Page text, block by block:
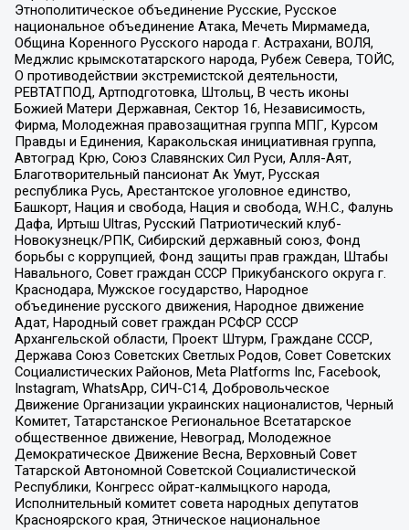
Этнополитическое объединение Русские, Русское
национальное объединение Атака, Мечеть Мирмамеда,
Община Коренного Русского народа г. Астрахани, ВОЛЯ,
Меджлис крымскотатарского народа, Рубеж Севера, ТОЙС,
О противодействии экстремистской деятельности,
РЕВТАТПОД, Артподготовка, Штольц, В честь иконы
Божией Матери Державная, Сектор 16, Независимость,
Фирма, Молодежная правозащитная группа МПГ, Курсом
Правды и Единения, Каракольская инициативная группа,
Автоград Крю, Союз Славянских Сил Руси, Алля-Аят,
Благотворительный пансионат Ак Умут, Русская
республика Русь, Арестантское уголовное единство,
Башкорт, Нация и свобода, Нация и свобода, W.H.С., Фалунь
Дафа, Иртыш Ultras, Русский Патриотический клуб-
Новокузнецк/РПК, Сибирский державный союз, Фонд
борьбы с коррупцией, Фонд защиты прав граждан, Штабы
Навального, Совет граждан СССР Прикубанского округа г.
Краснодара, Мужское государство, Народное
объединение русского движения, Народное движение
Адат, Народный совет граждан РСФСР СССР
Архангельской области, Проект Штурм, Граждане СССР,
Держава Союз Советских Светлых Родов, Совет Советских
Социалистических Районов, Meta Platforms Inc, Facebook,
Instagram, WhatsApp, СИЧ-С14, Добровольческое
Движение Организации украинских националистов, Черный
Комитет, Татарстанское Региональное Всетатарское
общественное движение, Невоград, Молодежное
Демократическое Движение Весна, Верховный Совет
Татарской Автономной Советской Социалистической
Республики, Конгресс ойрат-калмыцкого народа,
Исполнительный комитет совета народных депутатов
Красноярского края, Этническое национальное